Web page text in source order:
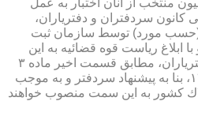
منتخب از آنان اختبار به عمل
سردفتران و دفتریاران،
(حسب مورد) توسط سازمان ثبت
ابلاغ ریاست قوه قضائیه به این
سمت منصوب خواهند شد. دفتریاران، مطابق قسمت اخیر ماده ۳
قانون دفاتر اسناد رسمی ۱۳۵۴، بنا به پیشنهاد سردفتر و به موجب
كشور به این سمت منصوب خواهند